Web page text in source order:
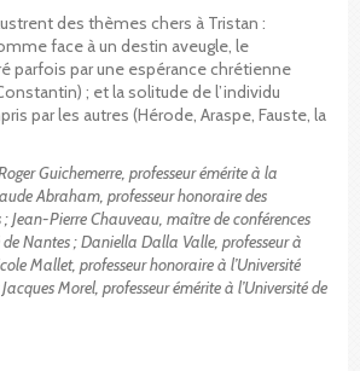
des thèmes chers à Tristan :
face à un destin aveugle, le
parfois par une espérance chrétienne
; et la solitude de l’individu
par les autres (Hérode, Araspe, Fauste, la
Guichemerre, professeur émérite à la
Abraham, professeur honoraire des
Jean-Pierre Chauveau, maître de conférences
Nantes ; Daniella Dalla Valle, professeur à
Mallet, professeur honoraire à l’Université
Morel, professeur émérite à l’Université de